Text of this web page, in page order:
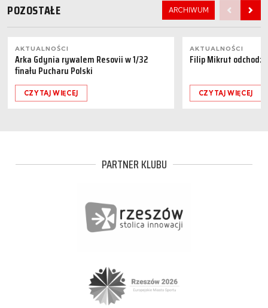
POZOSTAŁE ARCHIWUM
AKTUALNOŚCI
Arka Gdynia rywalem Resovii w 1/32
finału Pucharu Polski
CZYTAJ WIĘCEJ
AKTUALNOŚCI
Filip Mikrut
CZYTAJ WIĘCEJ
PARTNER KLUBU